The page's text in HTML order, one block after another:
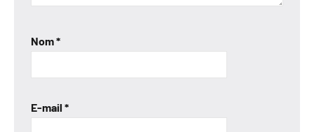
Nom*
E-mail *